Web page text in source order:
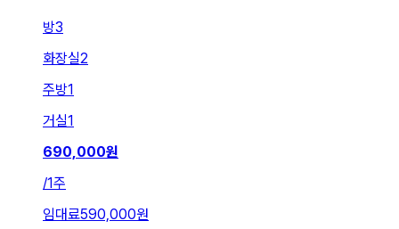
방3
화장실2
주방1
거실1
690,000원
/1주
임대료590,000원